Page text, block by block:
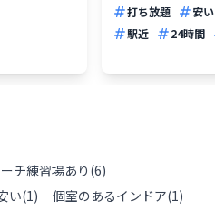
打ち放題 安い
駅近
24時間
チ練習場あり (6)
い(1) 個室のあるインドア(1)